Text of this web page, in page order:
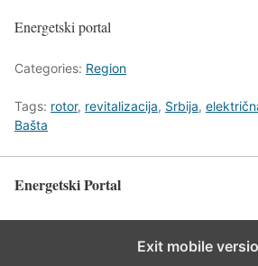
Energetski portal
Categories: Region
Tags: rotor, revitalizacija, Srbija,
Bašta
Energetski Portal
Exit mobile